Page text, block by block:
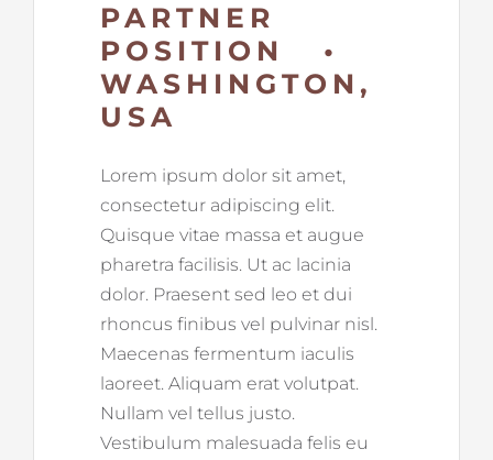
PARTNER
POSITION •
WASHINGTON,
USA
Lorem ipsum dolor sit amet,
consectetur adipiscing elit.
Quisque vitae massa et augue
pharetra facilisis. Ut ac lacinia
dolor. Praesent sed leo et dui
rhoncus finibus vel pulvinar nisl.
Maecenas fermentum iaculis
laoreet. Aliquam erat volutpat.
Nullam vel tellus justo.
Vestibulum malesuada felis eu